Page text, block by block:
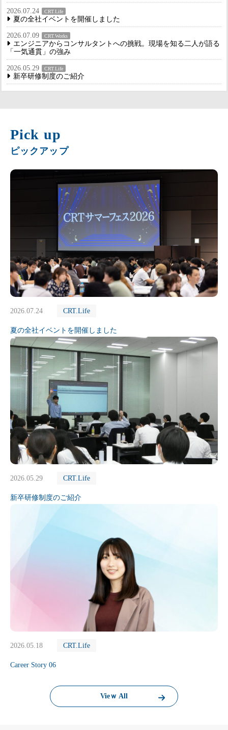
2026.07.24 CRT.Life
夏の全社イベントを開催しました
2026.07.09 CRT.Works
エンジニアからコンサルタントへの挑戦。現場を知る二人が語る
「一気通貫」の強み
2026.05.29 CRT.Life
新卒研修制度のご紹介
Pick up
ピックアップ
2026.07.24 CRT.Life
夏の全社イベントを開催しました
2026.05.29 CRT.Life
新卒研修制度のご紹介
2026.05.18 CRT.Life
Career Story 06
Vieｗ All